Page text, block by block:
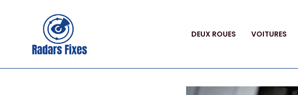
DEUX ROUES VOITURES